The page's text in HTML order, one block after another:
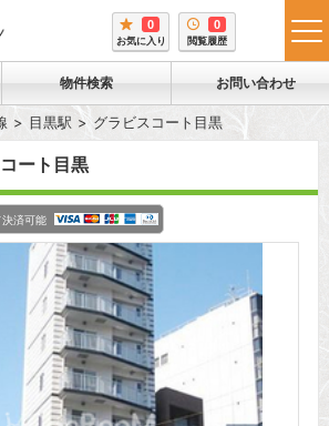
0
お気に入り
0
閲覧履歴
物件検索 お問い合わせ
目黒駅 グラビスコート目黒
ート目黒
済可能